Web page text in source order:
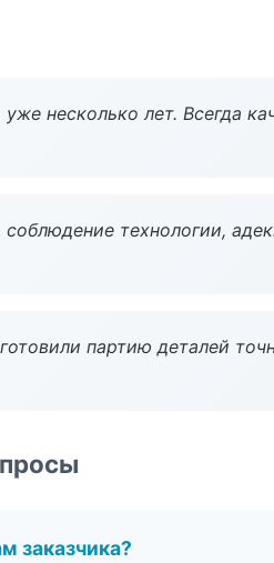
несколько лет. Всегда
технологии,
партию деталей
заказчика?